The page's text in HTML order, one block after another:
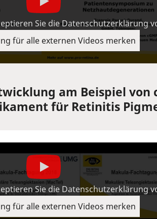
am Beispiel von
für Retinitis
Sie die Datenschutzerklärung
für alle externen Videos merken
Sie die Datenschutzerklärung
für alle externen Videos merken